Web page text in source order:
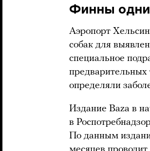
Финны одни
Аэропорт
собак для
специальное
предварительных
определяли
Издание Baza в
в
По данным